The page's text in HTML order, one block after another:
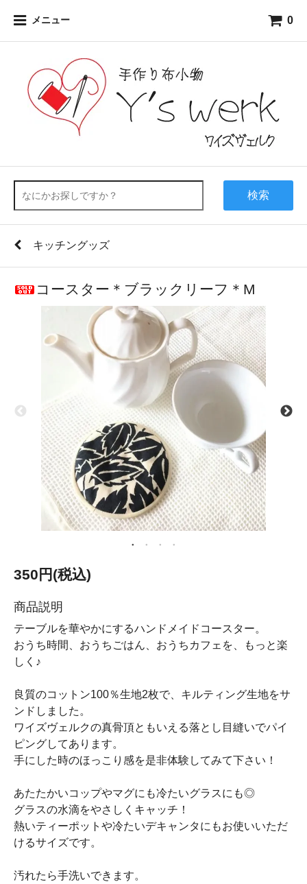
メニュー 0
検索
キッチングッズ
コースター＊ブラックリーフ＊M
350円(税込)
商品説明
テーブルを華やかにするハンドメイドコースター。
おうち時間、おうちごはん、おうちカフェを、もっと楽
しく♪
良質のコットン100％生地2枚で、キルティング生地をサ
ンドしました。
ワイズヴェルクの真骨頂ともいえる落とし目縫いでパイ
ピングしてあります。
手にした時のほっこり感を是非体験してみて下さい！
あたたかいコップやマグにも冷たいグラスにも◎
グラスの水滴をやさしくキャッチ！
熱いティーポットや冷たいデキャンタにもお使いいただ
けるサイズです。
汚れたら手洗いできます。